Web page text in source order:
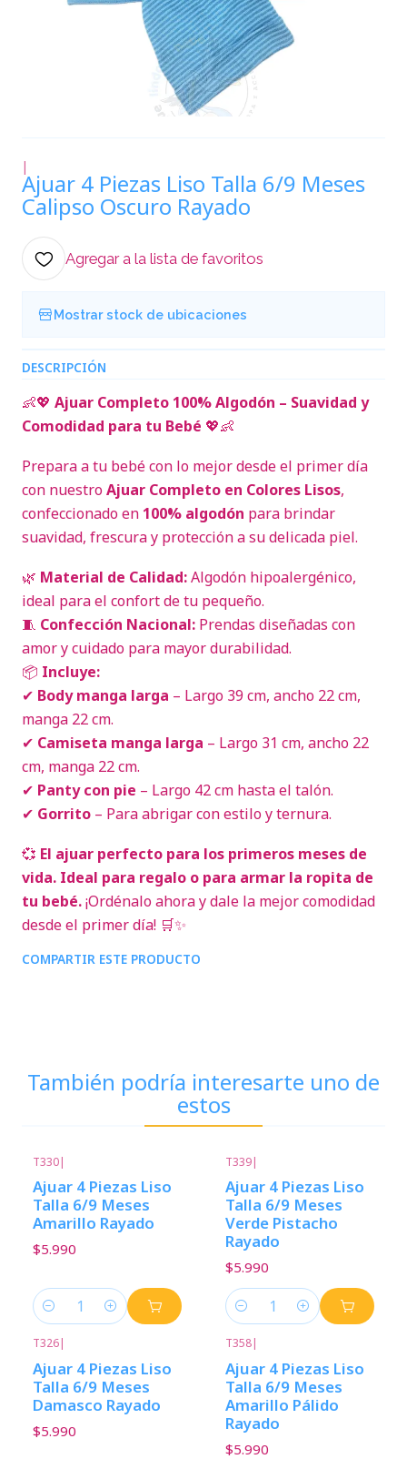
|
Ajuar 4 Piezas Liso Talla 6/9 Meses
Calipso Oscuro Rayado
Agregar a la lista de favoritos
Mostrar stock de ubicaciones
DESCRIPCIÓN
👶💖 Ajuar Completo 100% Algodón – Suavidad y
Comodidad para tu Bebé 💖👶
Prepara a tu bebé con lo mejor desde el primer día
con nuestroAjuar Completo en Colores Lisos,
confeccionado en 100% algodón para brindar
suavidad, frescura y protección a su delicada piel.
🌿 Material de Calidad:Algodón hipoalergénico,
ideal para el confort de tu pequeño.
🧵 Confección Nacional: Prendas diseñadas con
amor y cuidado para mayor durabilidad.
📦 Incluye:
✔ Body manga larga – Largo 39 cm, ancho 22 cm,
manga 22 cm.
✔ Camiseta manga larga – Largo 31 cm, ancho 22
cm, manga 22 cm.
✔ Panty con pie – Largo 42 cm hasta el talón.
✔ Gorrito – Para abrigar con estilo y ternura.
💞 El ajuar perfecto para los primeros meses de
vida. Ideal para regalo o para armar la ropita de
tu bebé.¡Ordénalo ahora y dale la mejor comodidad
desde el primer día! 🛒✨
COMPARTIR ESTE PRODUCTO
También podría interesarte uno de
estos
T330|
Ajuar 4 Piezas Liso
Talla 6/9 Meses
Amarillo Rayado
$5.990
Cantidad
T339|
Ajuar 4 Piezas Liso
Talla 6/9 Meses
Verde Pistacho
Rayado
$5.990
Cantidad
T326|
Ajuar 4 Piezas Liso
Talla 6/9 Meses
Damasco Rayado
$5.990
T358|
Ajuar 4 Piezas Liso
Talla 6/9 Meses
Amarillo Pálido
Rayado
$5.990